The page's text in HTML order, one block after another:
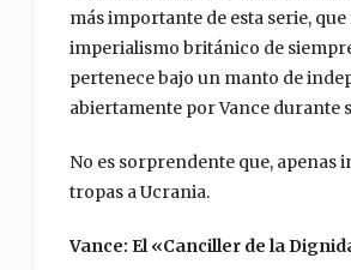
más importante de esta serie,
imperialismo británico de
pertenece bajo un manto de
abiertamente por Vance durante
No es sorprendente que, apenas
tropas a Ucrania.
Vance: El «Canciller de la